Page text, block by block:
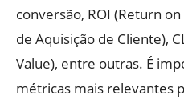
conversão, ROI (Return
de Aquisição de Cliente),
Value), entre outras. É
métricas mais relevantes